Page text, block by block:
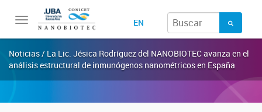
Toggle
navigation
EN
Noticias / La Lic. Jésica Rodríguez del NANOBIOTEC avanza en el
análisis estructural de inmunógenos nanométricos en España